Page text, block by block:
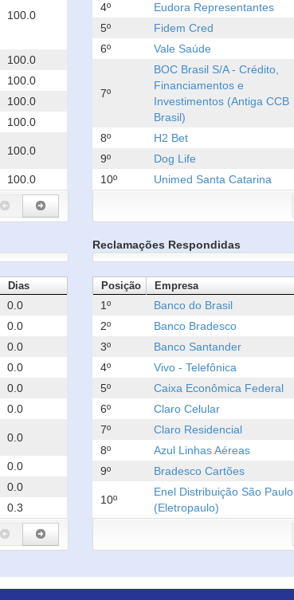
100.0
100.0
100.0
100.0
100.0
100.0
100.0
4º
Eudora Representantes
5º
Fidem Cred
6º
Vale Saúde
7º
BOC Brasil S/A - Crédito,
Financiamentos e
Investimentos (Antiga CCB
Brasil)
8º H2 Bet
9º
Dog Life
10º
Unimed Santa Catarina
Dias
0.0
0.0
0.0
0.0
0.0
0.0
0.0
0.0
0.0
0.3
Reclamações Respondidas
Posição Empresa
1º Banco do Brasil
2º
Banco Bradesco
3º
Banco Santander
4º
Vivo - Telefônica
5º
Caixa Econômica Federal
6º
Claro Celular
7º
Claro Residencial
8º
Azul Linhas Aéreas
9º
Bradesco Cartões
10º
Enel Distribuição São Paulo
(Eletropaulo)